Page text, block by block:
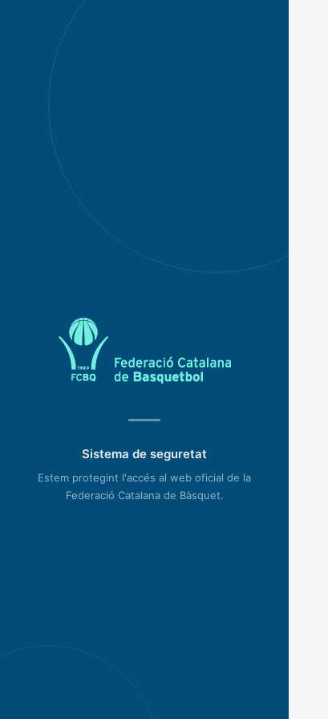
Sistema de seguretat
Estem protegint l'accés al web oficial de la
Federació Catalana de Bàsquet.